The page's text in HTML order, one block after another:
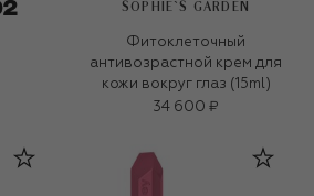
SOPHIE`S GARDEN
Фитоклеточный
антивозрастной крем для
кожи вокруг глаз (15ml)
34 600 ₽